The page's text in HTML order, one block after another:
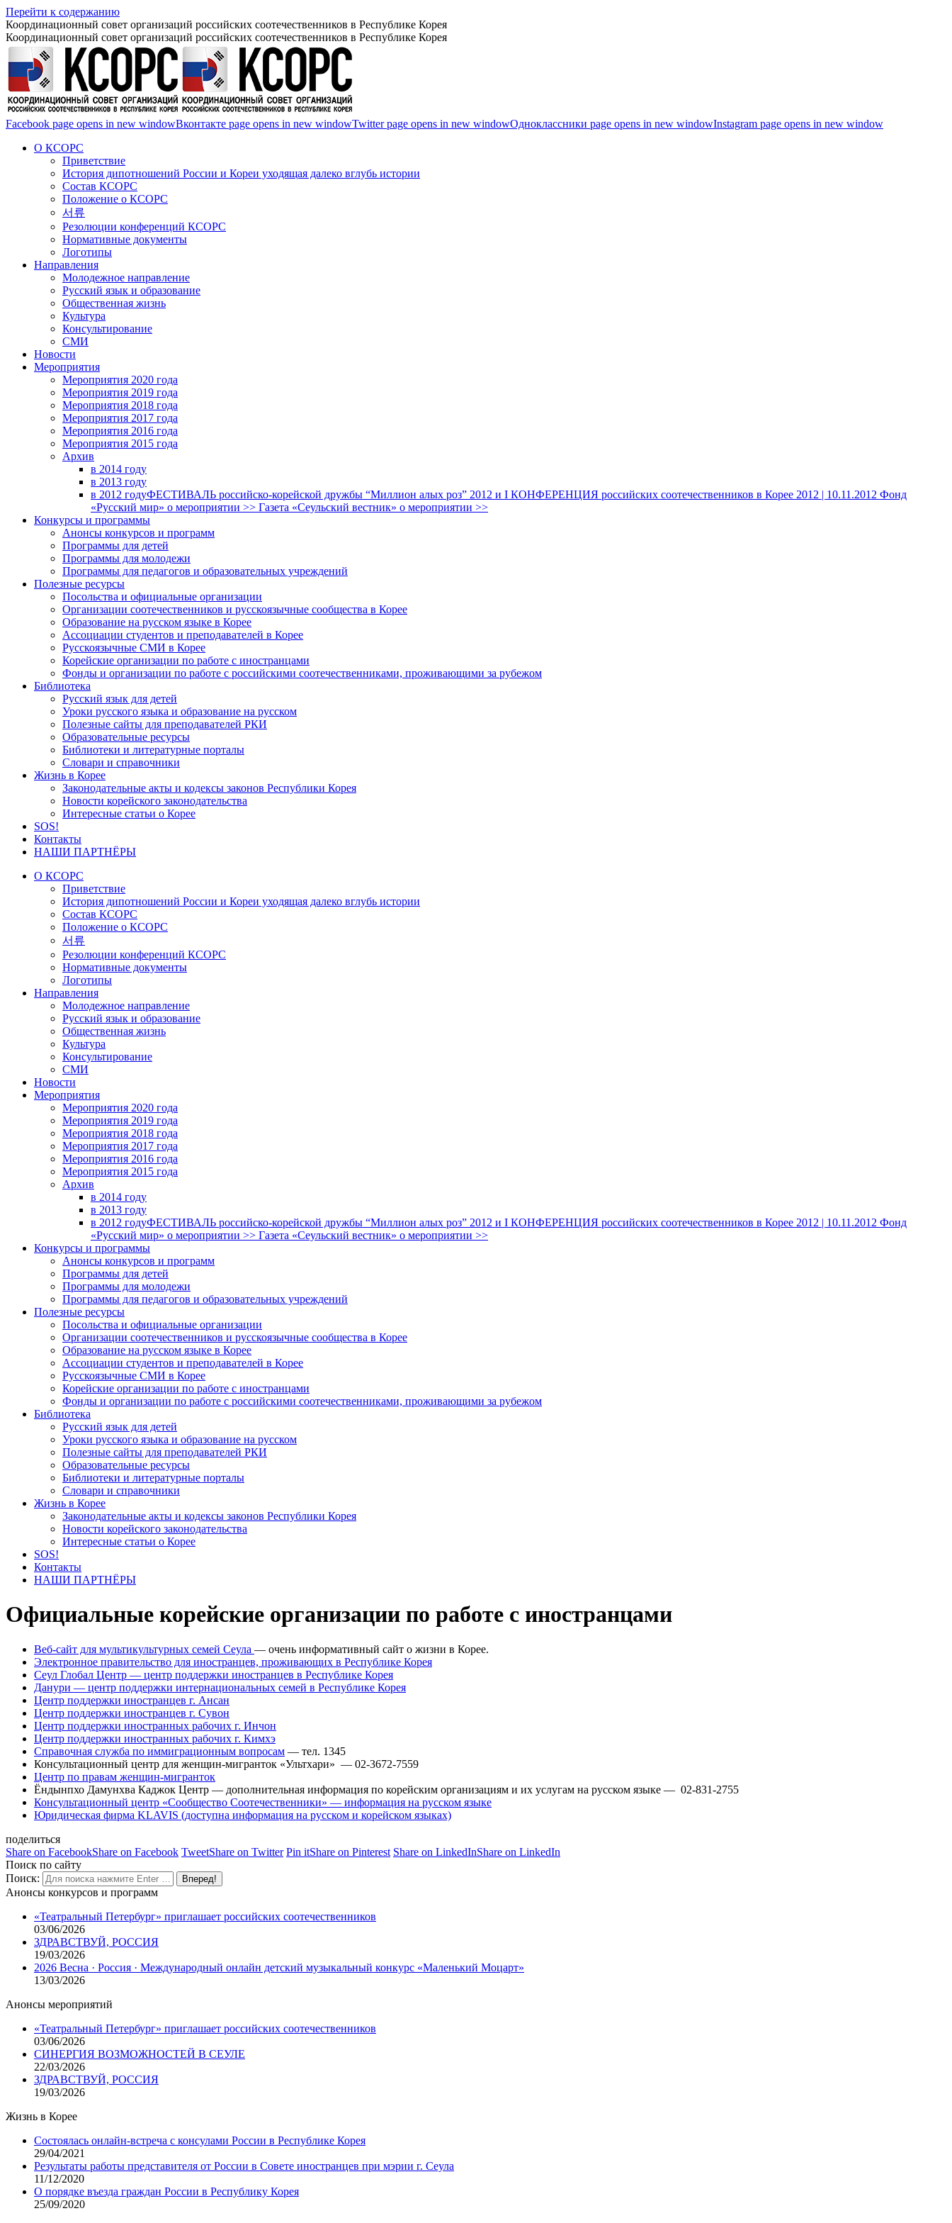
Перейти к содержанию
Координационный совет организаций российских соотечественников в Республике Корея
Координационный совет организаций российских соотечественников в Республике Корея
Facebook page opens in new windowВконтакте page opens in new windowTwitter page opens in new windowОдноклассники page opens in new windowInstagram page opens in new window
О КСОРС
Приветствие
История дипотношений России и Кореи уходящая далеко вглубь истории
Состав КСОРС
Положение о КСОРС
서류
Резолюции конференций КСОРС
Нормативные документы
Логотипы
Направления
Молодежное направление
Русский язык и образование
Общественная жизнь
Культура
Консультирование
СМИ
Новости
Мероприятия
Мероприятия 2020 года
Мероприятия 2019 года
Мероприятия 2018 годa
Мероприятия 2017 года
Мероприятия 2016 года
Мероприятия 2015 года
Архив
в 2014 году
в 2013 году
в 2012 годуФЕСТИВАЛЬ российско-корейской дружбы “Миллион алых роз” 2012 и I КОНФЕРЕНЦИЯ российских соотечественников в Корее 2012 | 10.11.2012 Фонд
«Русский мир» о мероприятии >> Газета «Сеульский вестник» о мероприятии >>
Конкурсы и программы
Анонсы конкурсов и программ
Программы для детей
Программы для молодежи
Программы для педагогов и образовательных учреждений
Полезные ресурсы
Посольства и официальные организации
Организации соотечественников и русскоязычные сообщества в Корее
Образование на русском языке в Корее
Ассоциации студентов и преподавателей в Корее
Русскоязычные СМИ в Корее
Корейские организации по работе с иностранцами
Фонды и организации по работе с российскими соотечественниками, проживающими за рубежом
Библиотека
Русский язык для детей
Уроки русского языка и образование на русском
Полезные сайты для преподавателей РКИ
Образовательные ресурсы
Библиотеки и литературные порталы
Словари и справочники
Жизнь в Корее
Законодательные акты и кодексы законов Республики Корея
Новости корейского законодательства
Интересные статьи о Корее
SOS!
Контакты
НАШИ ПАРТНЁРЫ
О КСОРС
Приветствие
История дипотношений России и Кореи уходящая далеко вглубь истории
Состав КСОРС
Положение о КСОРС
서류
Резолюции конференций КСОРС
Нормативные документы
Логотипы
Направления
Молодежное направление
Русский язык и образование
Общественная жизнь
Культура
Консультирование
СМИ
Новости
Мероприятия
Мероприятия 2020 года
Мероприятия 2019 года
Мероприятия 2018 годa
Мероприятия 2017 года
Мероприятия 2016 года
Мероприятия 2015 года
Архив
в 2014 году
в 2013 году
в 2012 годуФЕСТИВАЛЬ российско-корейской дружбы “Миллион алых роз” 2012 и I КОНФЕРЕНЦИЯ российских соотечественников в Корее 2012 | 10.11.2012 Фонд
«Русский мир» о мероприятии >> Газета «Сеульский вестник» о мероприятии >>
Конкурсы и программы
Анонсы конкурсов и программ
Программы для детей
Программы для молодежи
Программы для педагогов и образовательных учреждений
Полезные ресурсы
Посольства и официальные организации
Организации соотечественников и русскоязычные сообщества в Корее
Образование на русском языке в Корее
Ассоциации студентов и преподавателей в Корее
Русскоязычные СМИ в Корее
Корейские организации по работе с иностранцами
Фонды и организации по работе с российскими соотечественниками, проживающими за рубежом
Библиотека
Русский язык для детей
Уроки русского языка и образование на русском
Полезные сайты для преподавателей РКИ
Образовательные ресурсы
Библиотеки и литературные порталы
Словари и справочники
Жизнь в Корее
Законодательные акты и кодексы законов Республики Корея
Новости корейского законодательства
Интересные статьи о Корее
SOS!
Контакты
НАШИ ПАРТНЁРЫ
Официальные корейские организации по работе с иностранцами
Веб-сайт для мультикультурных семей Сеула — очень информативный сайт о жизни в Корее.
Электронное правительство для иностранцев, проживающих в Республике Корея
Сеул Глобал Центр — центр поддержки иностранцев в Республике Корея
Данури — центр поддержки интернациональных семей в Республике Корея
Центр поддержки иностранцев г. Ансан
Центр поддержки иностранцев г. Сувон
Центр поддержки иностранных рабочих г. Инчон
Центр поддержки иностранных рабочих г. Кимхэ
Справочная служба по иммиграционным вопросам — тел. 1345
Консультационный центр для женщин-мигранток «Ультхари» — 02-3672-7559
Центр по правам женщин-мигранток
Ёндынпхо Дамунхва Каджок Центр — дополнительная информация по корейским организациям и их услугам на русском языке — 02-831-2755
Консультационный центр «Сообщество Соотечественники» — информация на русском языке
Юридическая фирма KLAVIS (доступна информация на русском и корейском языках)
поделиться
Share on FacebookShare on Facebook TweetShare on Twitter Pin itShare on Pinterest Share on LinkedInShare on LinkedIn
Поиск по сайту
Поиск:
Анонсы конкурсов и программ
«Театральный Петербург» приглашает российских соотечественников
03/06/2026
ЗДРАВСТВУЙ, РОССИЯ
19/03/2026
2026 Весна · Россия · Международный онлайн детский музыкальный конкурс «Маленький Моцарт»
13/03/2026
Анонсы мероприятий
«Театральный Петербург» приглашает российских соотечественников
03/06/2026
СИНЕРГИЯ ВОЗМОЖНОСТЕЙ В СЕУЛЕ
22/03/2026
ЗДРАВСТВУЙ, РОССИЯ
19/03/2026
Жизнь в Корее
Состоялась онлайн-встреча с консулами России в Республике Корея
29/04/2021
Результаты работы представителя от России в Совете иностранцев при мэрии г. Сеула
11/12/2020
О порядке въезда граждан России в Республику Корея
25/09/2020